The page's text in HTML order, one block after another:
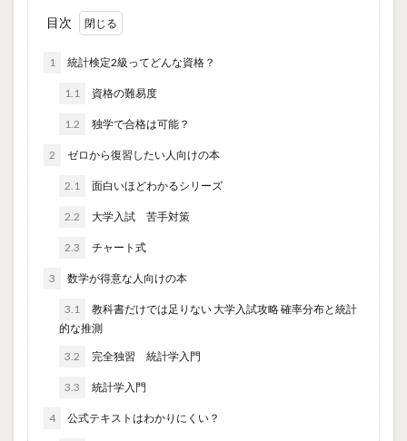
目次
1 統計検定2級ってどんな資格？
1.1 資格の難易度
1.2 独学で合格は可能？
2 ゼロから復習したい人向けの本
2.1 面白いほどわかるシリーズ
2.2 大学入試 苦手対策
2.3 チャート式
3 数学が得意な人向けの本
3.1
教科書だけでは足りない 大学入試攻略 確率分布と統計
的な推測
3.2 完全独習 統計学入門
3.3 統計学入門
4 公式テキストはわかりにくい？